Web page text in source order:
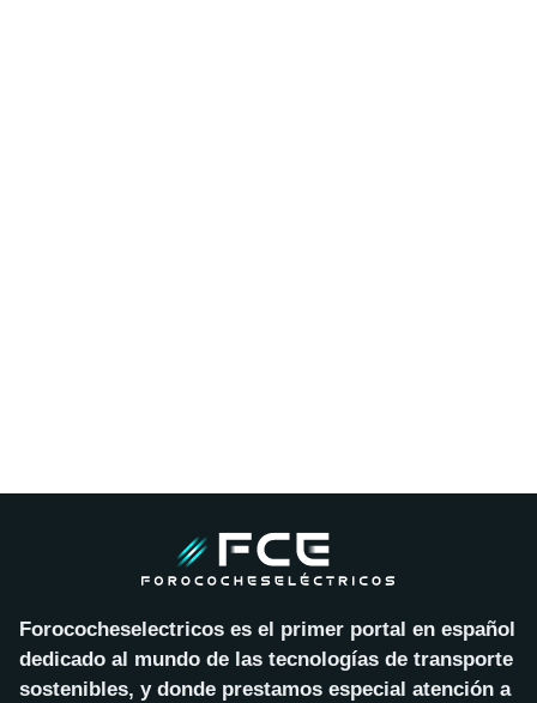
Forococheselectricos es el primer portal en español
dedicado al mundo de las tecnologías de transporte
sostenibles, y donde prestamos especial atención a